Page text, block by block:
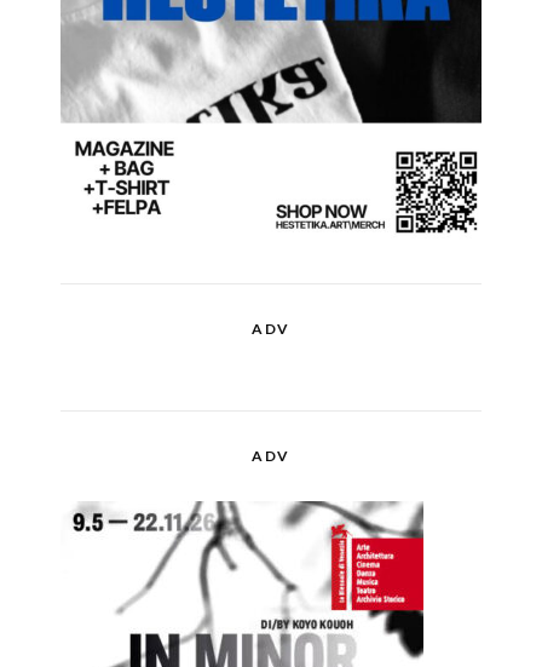
ADV
ADV